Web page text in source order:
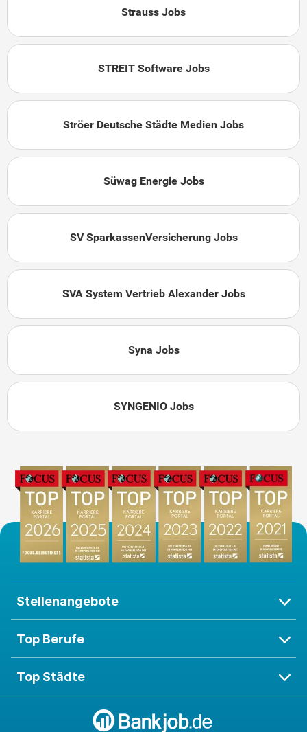
Strauss Jobs
STREIT Software Jobs
Ströer Deutsche Städte Medien Jobs
Süwag Energie Jobs
SV SparkassenVersicherung Jobs
SVA System Vertrieb Alexander Jobs
Syna Jobs
SYNGENIO Jobs
Stellenangebote
Top Berufe
Top Städte